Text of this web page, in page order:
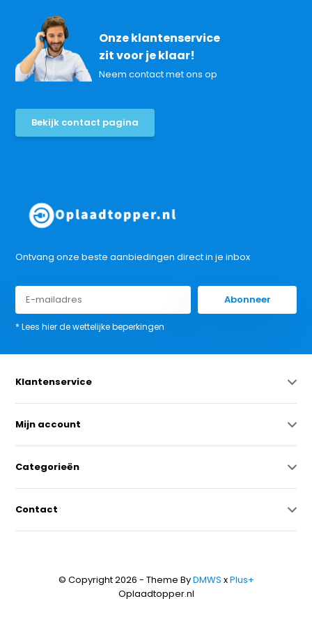
Onze klantenservice
zit voor je klaar!
Neem contact met ons op
Bekijk contact pagina
Ontvang onze beste aanbiedingen direct in je inbox
Abonneer
* Lees hier de wettelijke beperkingen
Klantenservice
Mijn account
Categorieën
Contact
© Copyright 2026 - Theme ByDMWS xPlus+
Oplaadtopper.nl